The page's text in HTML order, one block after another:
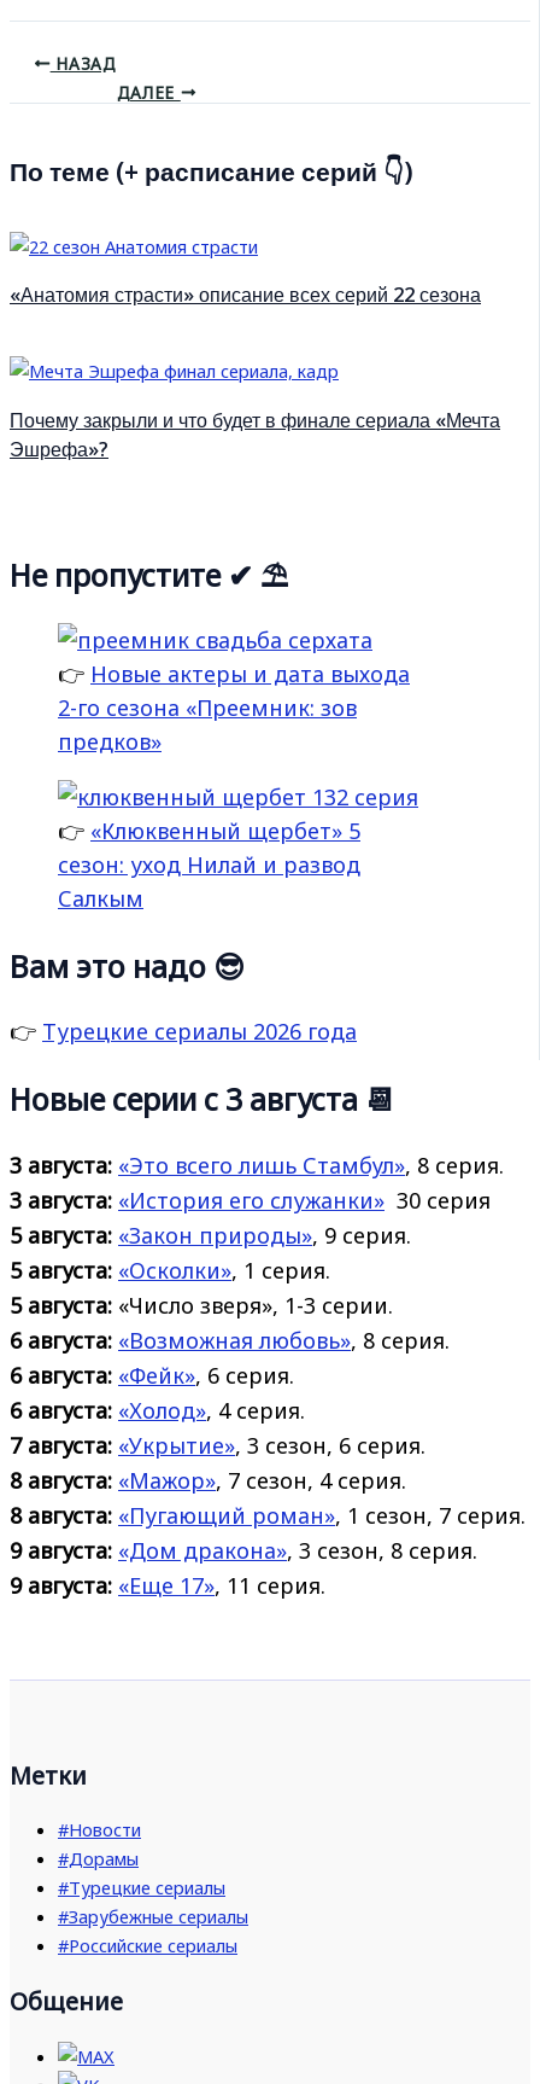
НАЗАД
ДАЛЕЕ
По теме (+ расписание серий 👇)
«Анатомия страсти» описание всех серий 22 сезона
Почему закрыли и что будет в финале сериала «Мечта
Эшрефа»?
Не пропустите ✔ ⛱
👉 Новые актеры и дата выхода
2-го сезона «Преемник: зов
предков»
👉 «Клюквенный щербет» 5
сезон: уход Нилай и развод
Салкым
Вам это надо 😎
👉 Турецкие сериалы 2026 года
Новые серии с 3 августа 📆
3 августа: «Это всего лишь Стамбул», 8 серия.
3 августа: «История его служанки» 30 серия
5 августа: «Закон природы», 9 серия.
5 августа: «Осколки», 1 серия.
5 августа: «Число зверя», 1-3 серии.
6 августа: «Возможная любовь», 8 серия.
6 августа: «Фейк», 6 серия.
6 августа: «Холод», 4 серия.
7 августа: «Укрытие», 3 сезон, 6 серия.
8 августа: «Мажор», 7 сезон, 4 серия.
8 августа: «Пугающий роман», 1 сезон, 7 серия.
9 августа: «Дом дракона», 3 сезон, 8 серия.
9 августа: «Еще 17», 11 серия.
Метки
#Новости
#Дорамы
#Турецкие сериалы
#Зарубежные сериалы
#Российские сериалы
Общение